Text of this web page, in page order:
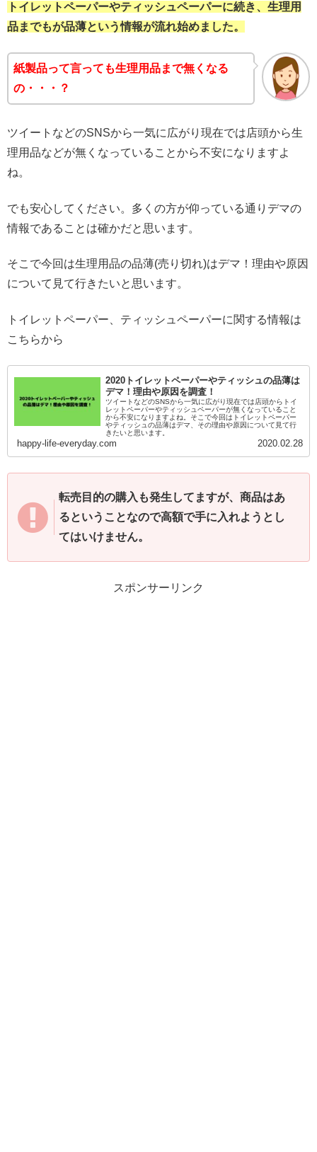
トイレットペーパーやティッシュペーパーに続き、生理用
品までもが品薄という情報が流れ始めました。
紙製品って言っても生理用品まで無くなる
の・・・？
ツイートなどのSNSから一気に広がり現在では店頭から生
理用品などが無くなっていることから不安になりますよ
ね。
でも安心してください。多くの方が仰っている通りデマの
情報であることは確かだと思います。
そこで今回は生理用品の品薄(売り切れ)はデマ！理由や原因
について見て行きたいと思います。
トイレットペーパー、ティッシュペーパーに関する情報は
こちらから
2020トイレットペーパーやティッシュの品薄は
デマ！理由や原因を調査！
ツイートなどのSNSから一気に広がり現在では店頭からトイ
レットペーパーやティッシュペーパーが無くなっていること
から不安になりますよね。そこで今回はトイレットペーパー
やティッシュの品薄はデマ、その理由や原因について見て行
きたいと思います。
happy-life-everyday.com 2020.02.28
転売目的の購入も発生してますが、商品はあ
るということなので高額で手に入れようとし
てはいけません。
スポンサーリンク